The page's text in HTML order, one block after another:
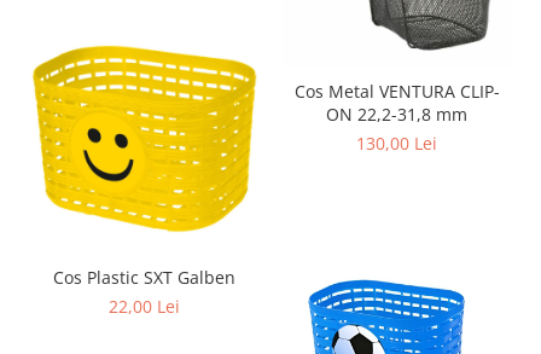
Cos Metal VENTURA CLIP-
ON 22,2-31,8 mm
130,00 Lei
Cos Plastic SXT Galben
22,00 Lei